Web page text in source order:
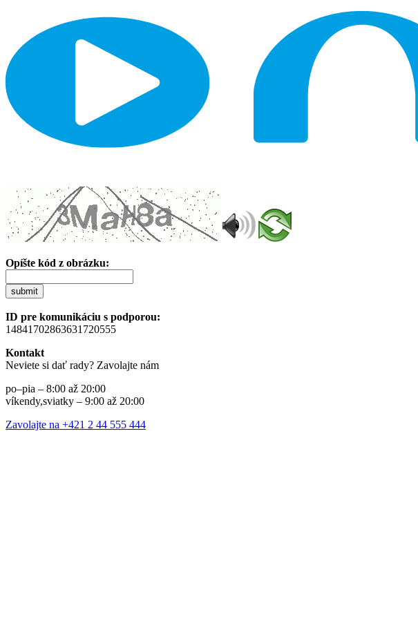
Opíšte kód z obrázku:
submit
ID pre komunikáciu s podporou:
14841702863631720555
Kontakt
Neviete si dať rady? Zavolajte nám
po–pia – 8:00 až 20:00
víkendy,sviatky – 9:00 až 20:00
Zavolajte na +421 2 44 555 444